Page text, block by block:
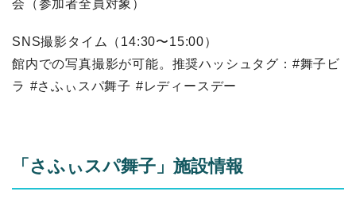
会（参加者全員対象）
SNS撮影タイム（14:30〜15:00）
館内での写真撮影が可能。推奨ハッシュタグ：#舞子ビ
ラ #さふぃスパ舞子 #レディースデー
「さふぃスパ舞子」施設情報